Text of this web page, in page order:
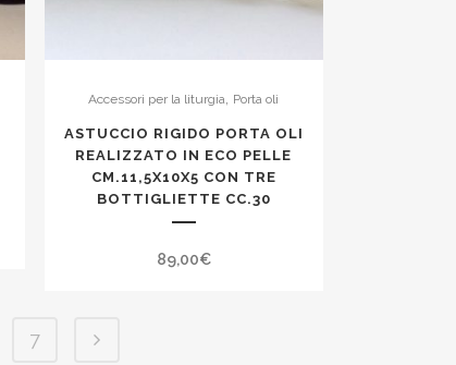
Accessori per la liturgia Porta oli
ASTUCCIO RIGIDO PORTA OLI
REALIZZATO IN ECO PELLE
CM.11,5X10X5 CON TRE
BOTTIGLIETTE CC.30
89,00€
7